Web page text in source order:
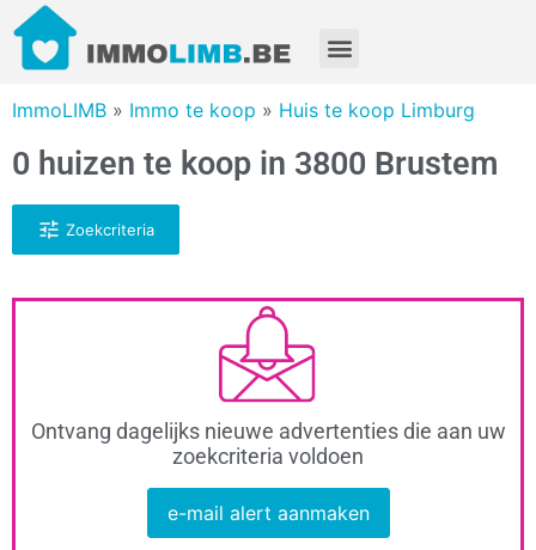
ImmoLIMB » Immo te koop » Huis te koop Limburg
0 huizen te koop in 3800 Brustem
Zoekcriteria
Ontvang dagelijks nieuwe advertenties die aan uw
zoekcriteria voldoen
e-mail alert aanmaken